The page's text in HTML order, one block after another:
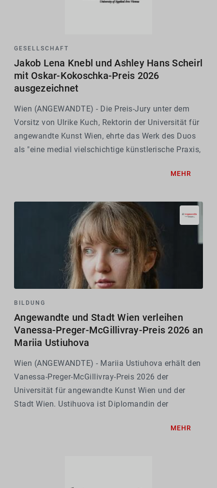
GESELLSCHAFT
Jakob Lena Knebl und Ashley Hans Scheirl
mit Oskar-Kokoschka-Preis 2026
ausgezeichnet
Wien (ANGEWANDTE) - Die Preis-Jury unter dem
Vorsitz von Ulrike Kuch, Rektorin der Universität für
angewandte Kunst Wien, ehrte das Werk des Duos
als "eine medial vielschichtige künstlerische Praxis,
MEHR
BILDUNG
Angewandte und Stadt Wien verleihen
Vanessa-Preger-McGillivray-Preis 2026 an
Mariia Ustiuhova
Wien (ANGEWANDTE) - Mariia Ustiuhova erhält den
Vanessa-Preger-McGillivray-Preis 2026 der
Universität für angewandte Kunst Wien und der
Stadt Wien. Ustihuova ist Diplomandin der
für Bildende und Mediale Kunst der Angewandten
MEHR